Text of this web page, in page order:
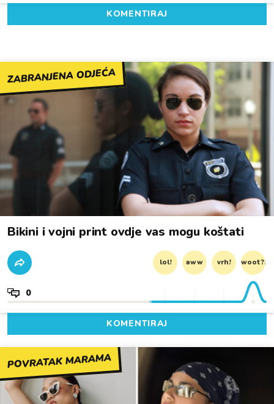
KOMENTIRAJ
ZABRANJENA ODJEĆA
Bikini i vojni print ovdje vas mogu koštati
lol! aww vrh! woot?!
0
KOMENTIRAJ
POVRATAK MARAMA